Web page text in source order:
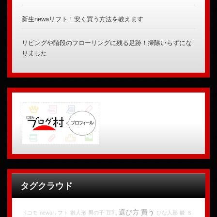
新生newaリフト！安く買う方法を教えます
リビングや階段のフローリングに残る足跡！掃除いらずにな
りました
タグクラウド
ドコモ newaリフト 雛人形 男の子 豆乳 選び方 買う ひな人形 膝
Ｓ